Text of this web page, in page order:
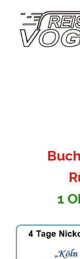
1